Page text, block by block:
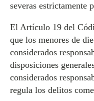
severas estrictamente
El Artículo 19 del
que los menores de
considerados
disposiciones
considerados
regula los delitos